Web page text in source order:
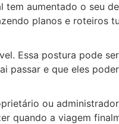
aumentado o seu
planos e roteiros
Essa postura pode
passar e que eles
ou
quando a viagem